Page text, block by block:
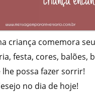
criança comemora
festa, cores, balões,
possa fazer sorrir!
no dia de hoje!